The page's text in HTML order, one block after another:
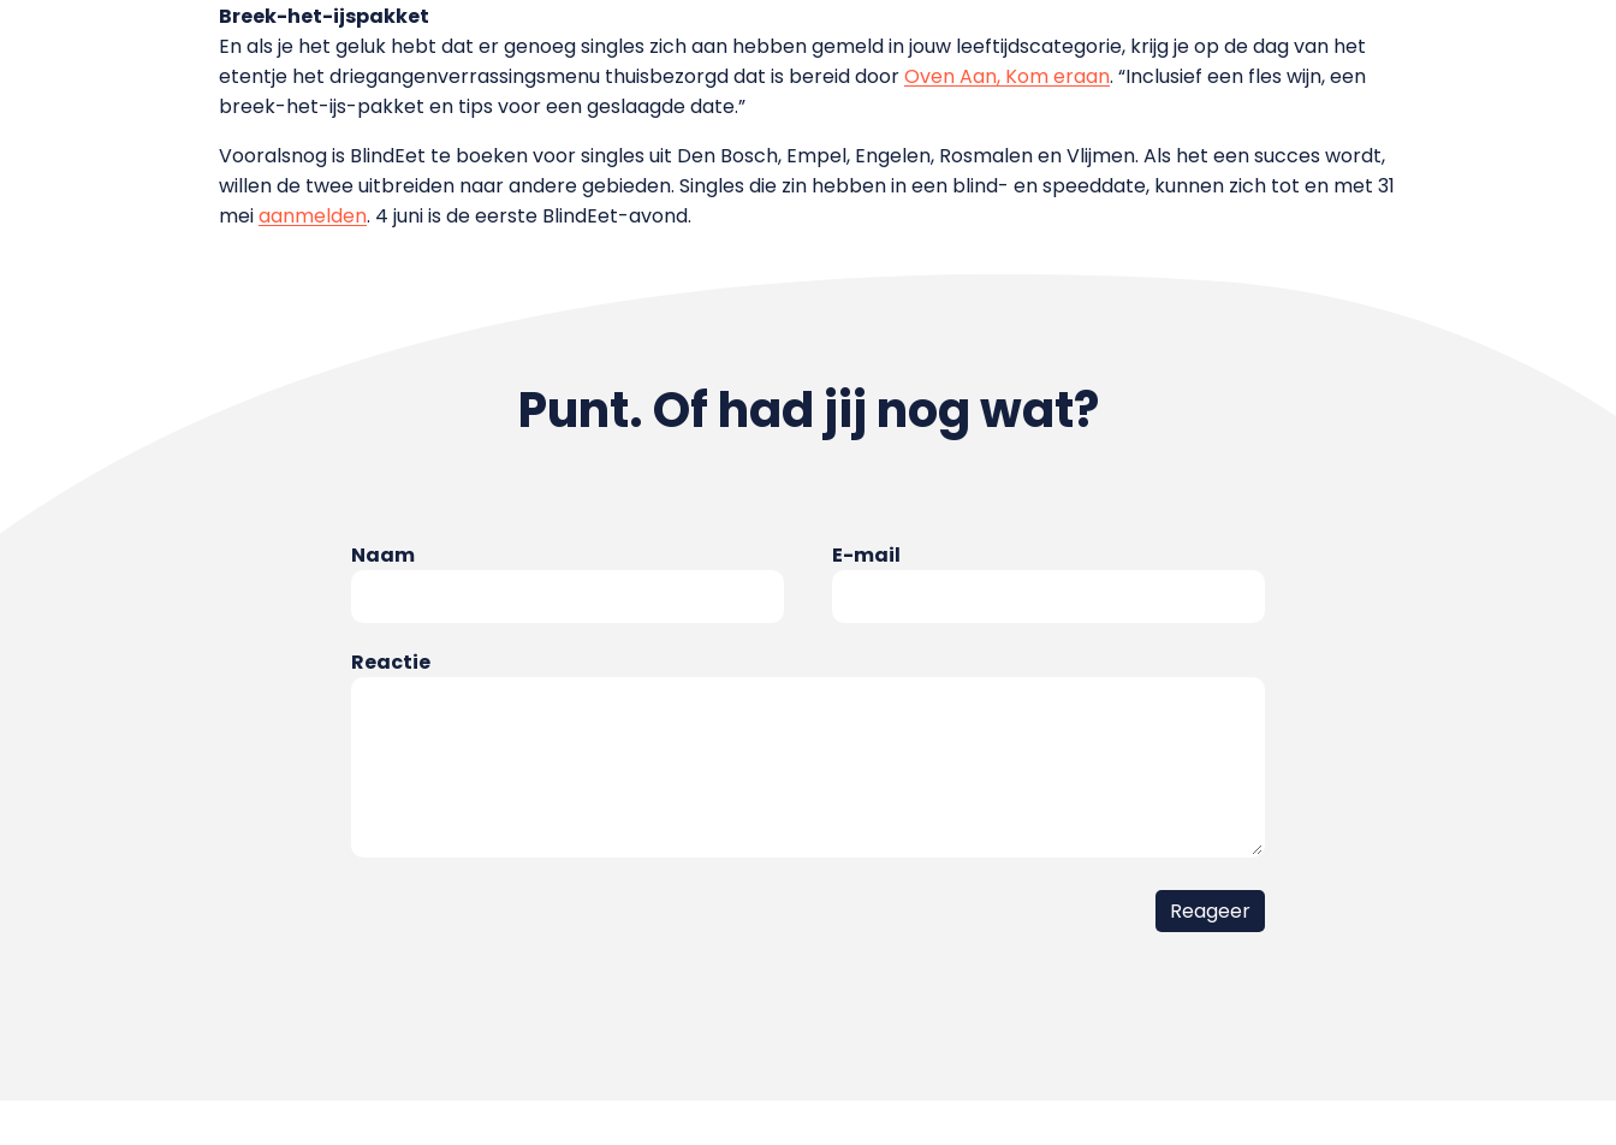
Breek-het-ijspakket
En als je het geluk hebt dat er genoeg singles zich aan hebben gemeld in jouw leeftijdscategorie, krijg je op de dag van het
etentje het driegangenverrassingsmenu thuisbezorgd dat is bereid doorOven Aan, Kom eraan. “Inclusief een fles wijn, een
breek-het-ijs-pakket en tips voor een geslaagde date.”
Vooralsnog is BlindEet te boeken voor singles uit Den Bosch, Empel, Engelen, Rosmalen en Vlijmen. Als het een succes wordt,
willen de twee uitbreiden naar andere gebieden. Singles die zin hebben in een blind- en speeddate, kunnen zich tot en met 31
meiaanmelden. 4 juni is de eerste BlindEet-avond.
Punt. Of had jij nog wat?
Naam E-mail
Reactie